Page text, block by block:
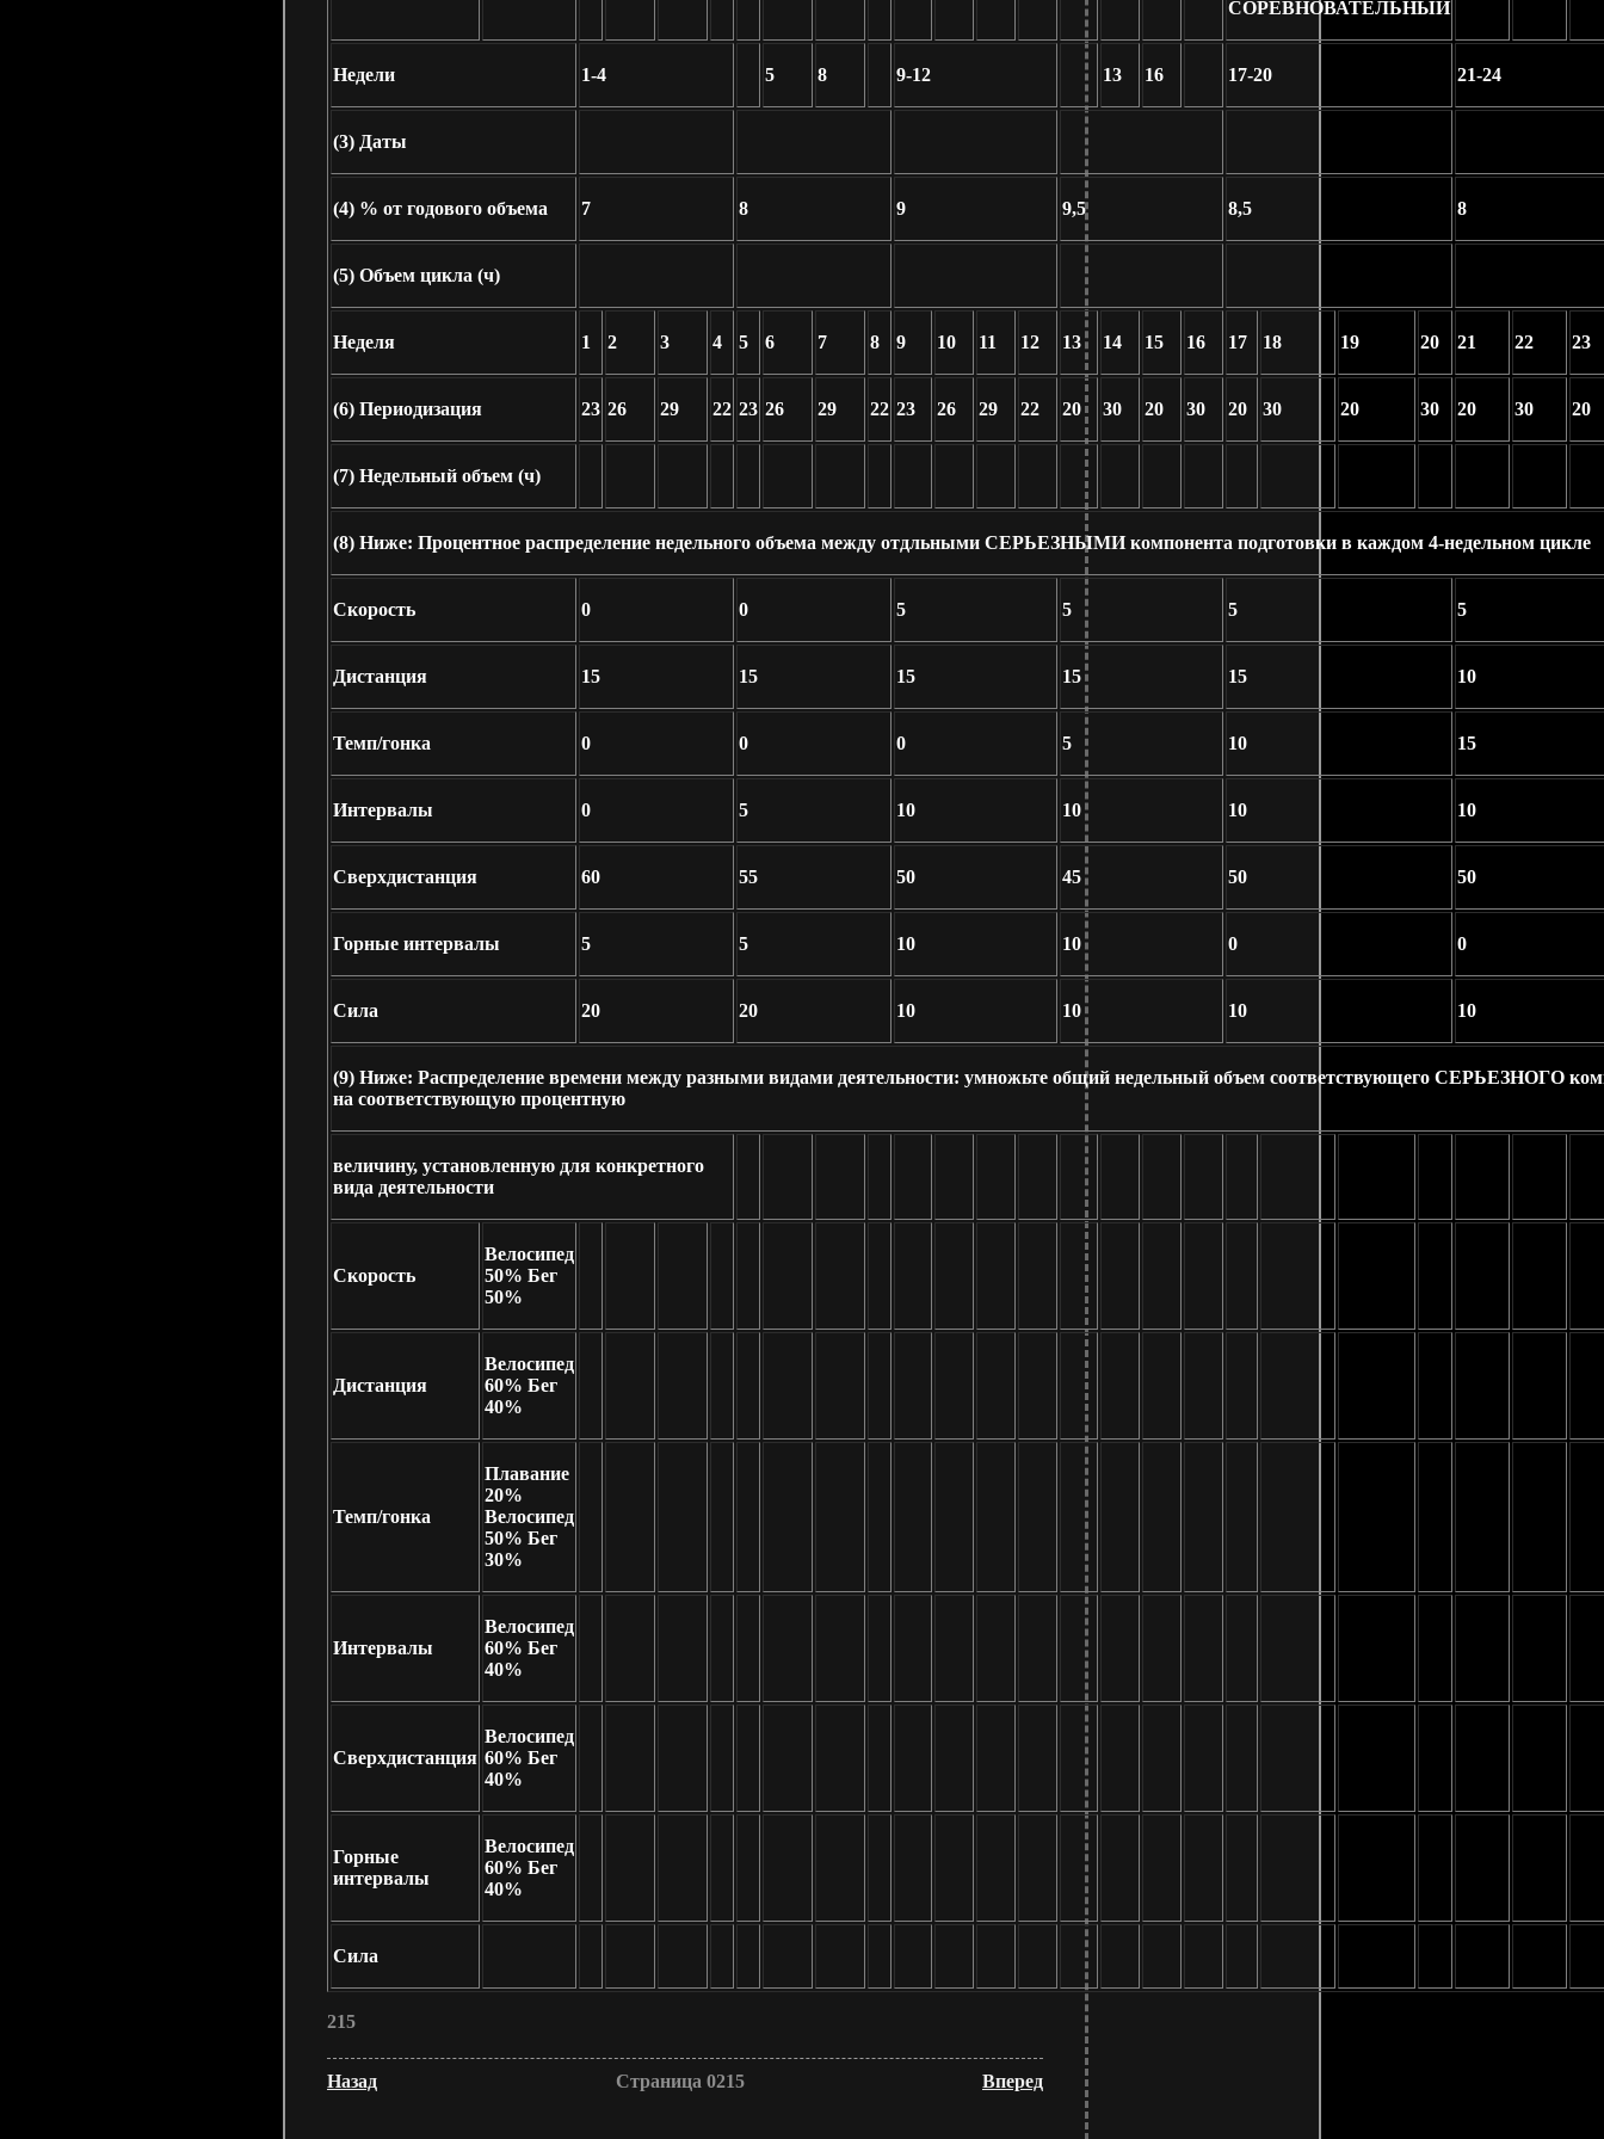
СОРЕВНОВАТЕЛЬНЫЙ
Недели 1-4 5 8 9-12 13 16 17-20 21-24
(3) Даты
(4) % от годового объема 7 8 9 9,5 8,5 8
(5) Объем цикла (ч)
Неделя 1 2 3 4 5 6 7 8 9 10 11 12 13 14 15 16 17 18 19 20 21 22 23
(6) Периодизация 23 26 29 22 23 26 29 22 23 26 29 22 20 30 20 30 20 30 20 30 20 30 20
(7) Недельный объем (ч)
(8) Ниже: Процентное распределение недельного объема между отдльными СЕРЬЕЗНЫМИ компонента подготовки в каждом 4-недельном цикле
Скорость 0 0 5 5 5 5
Дистанция 15 15 15 15 15 10
Темп/гонка 0 0 0 5 10 15
Интервалы 0 5 10 10 10 10
Сверхдистанция 60 55 50 45 50 50
Горные интервалы 5 5 10 10 0 0
Сила 20 20 10 10 10 10
(9) Ниже: Распределение времени между разными видами деятельности: умножьте общий недельный объем соответствующего СЕРЬЕЗНОГО
на соответствующую процентную
величину, установленную для конкретного
вида деятельности
Скорость
Велосипед
50% Бег
50%
Дистанция
Велосипед
60% Бег
40%
Темп/гонка
Плавание
20%
Велосипед
50% Бег
30%
Интервалы
Велосипед
60% Бег
40%
Сверхдистанция
Велосипед
60% Бег
40%
Горные
интервалы
Велосипед
60% Бег
40%
Сила
215
Назад Страница 0215 Вперед